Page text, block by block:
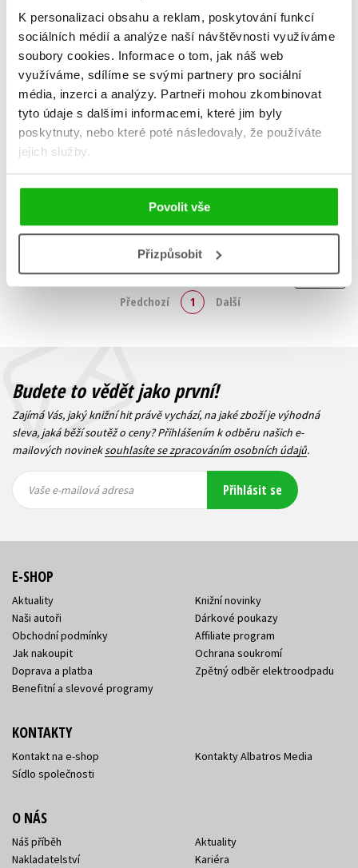
K personalizaci obsahu a reklam, poskytování funkcí
sociálních médií a analýze naší návštěvnosti využíváme
soubory cookies. Informace o tom, jak náš web
využíváme, sdílíme se svými partnery pro sociální
média, inzerci a analýzy. Partneři mohou zkombinovat
tyto údaje s dalšími informacemi, které jim byly
poskytnuty, nebo které poté následovaly, že používáte
jejich služby.
Povolit vše
Přizpůsobit
Válka vzpomínek
Guillaume Musso
311 Kč
Do košíku
Dívka a noc
Guillaume Musso
Do košíku
Zobraz záznamů
Zobrazuji 1 až 2 z celkem 2 záznamů
Předchozí 1 Další
Budete to vědět jako první!
Zajímá Vás, jaký knižní hit právě vychází, na jaké zboží je výhodná
sleva, jaká běží soutěž o ceny? Přihlášením k odběru našich e-
mailových novineksouhlasíte se zpracováním osobních údajů.
mailová
mailová
Vaše e-mailová adresa Přihlásit se
E-SHOP
Aktuality
Naši autoři
Obchodní podmínky
Jak nakoupit
Doprava a platba
Benefitní a slevové programy
Knižní novinky
Dárkové poukazy
Affiliate program
Ochrana soukromí
Zpětný odběr elektroodpadu
KONTAKTY
Kontakt na e-shop
Sídlo společnosti
Kontakty Albatros Media
O NÁS
Náš příběh
Nakladatelství
Aktuality
Kariéra